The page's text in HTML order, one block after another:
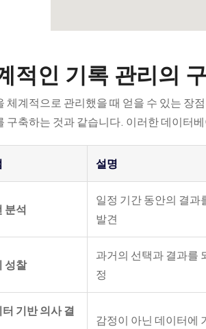
적인 기록 관리의
체계적으로 관리했을 때 얻을 수 있는 장
구축하는 것과 같습니다. 이러한 데이터
설명
분석
일정 기간 동안의 결과
발견
성찰
과거의 선택과 결과를
정
기반 의사 결
감정이 아닌 데이터에